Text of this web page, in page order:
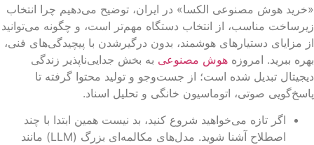
هوش مصنوعی الکسا» در ایران، توضیح می‌دهیم چرا انتخاب
مناسب، از انتخاب دستگاه مهم‌تر است، و چگونه می‌توانید
مزایای دستیارهای هوشمند، بدون درگیرشدن با پیچیدگی‌های فنی،
ببرید. امروزههوش مصنوعی به بخش جدایی‌ناپذیر زندگی
تبدیل شده است؛ از جست‌وجو و تولید محتوا گرفته تا
صوتی، اتوماسیون خانگی و تحلیل اسناد.
اگر تازه می‌خواهید شروع کنید، بد نیست همین ابتدا با چند
اصطلاح آشنا شوید. مدل‌های مکالمه‌ای بزرگ (LLM) مانند